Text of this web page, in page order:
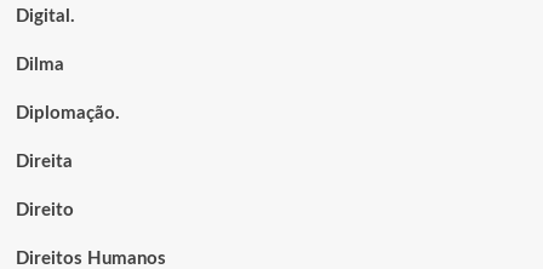
Digital.
Dilma
Diplomação.
Direita
Direito
Direitos Humanos